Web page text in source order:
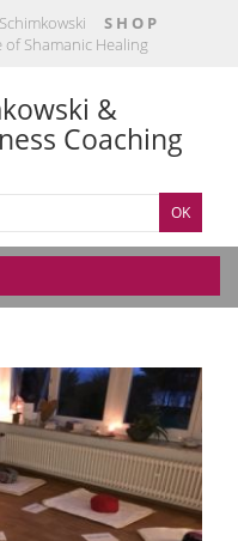
S H O P
of Shamanic Healing
&
Coaching